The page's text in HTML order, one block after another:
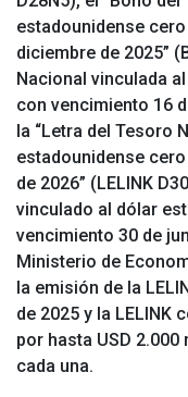
estadounidense
diciembre de 2025”
Nacional vinculada
con vencimiento 16
la “Letra del Tesoro
estadounidense
de 2026” (LELINK
vinculado al dólar
vencimiento 30 de
Ministerio de
la emisión de la
de 2025 y la LELINK
por hasta USD
cada una.